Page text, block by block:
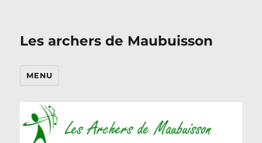
Les archers de Maubuisson
MENU